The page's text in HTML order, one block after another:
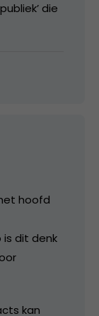
die
hoofd
is dit denk
kan